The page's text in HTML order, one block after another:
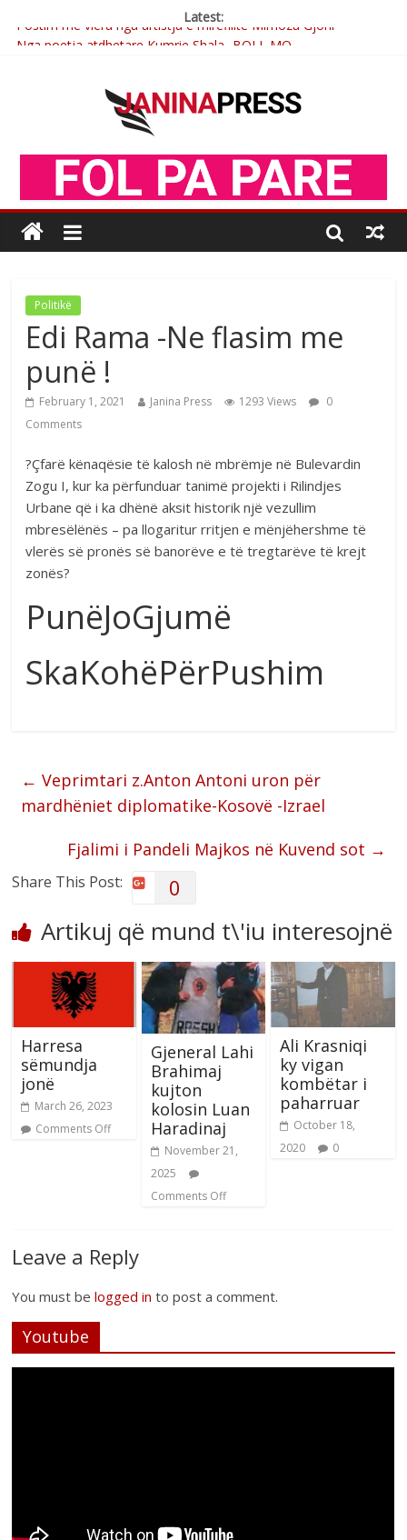
Latest:
Postim me vlera nga artistja e mirëfilltë Mimoza Gjoni
Nga poetja atdhetare Kumrie Shala -BOLL MO
Çlirimtari Mentor Mushkolaj nderohet me mirenjohje nga
Xhevdet Qeriqi Dega e invalidëve në Fushë Kosovë
Politikë
Edi Rama -Ne flasim me
punë !
February 1, 2021 Janina Press 1293 Views
0
Comments
?Çfarë kënaqësie të kalosh në mbrëmje në Bulevardin
Zogu I, kur ka përfunduar tanimë projekti i Rilindjes
Urbane që i ka dhënë aksit historik një vezullim
mbresëlënës – pa llogaritur rritjen e mënjëhershme të
vlerës së pronës së banorëve e të tregtarëve të krejt
zonës?
PunëJoGjumë
SkaKohëPërPushim
← Veprimtari z.Anton Antoni uron për
mardhëniet diplomatike-Kosovë -Izrael
Fjalimi i Pandeli Majkos në Kuvend sot →
Share This Post: 0
Artikuj që mund t\'iu interesojnë
Harresa
sëmundja
jonë
March 26, 2023
Comments Off
Gjeneral Lahi
Brahimaj
kujton
kolosin Luan
Haradinaj
November 21,
2025
Comments Off
Ali Krasniqi
ky vigan
kombëtar i
paharruar
October 18,
2020
0
Leave a Reply
You must belogged in to post a comment.
Youtube